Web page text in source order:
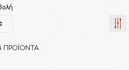
ΠΡΟΪΌΝΤΑ